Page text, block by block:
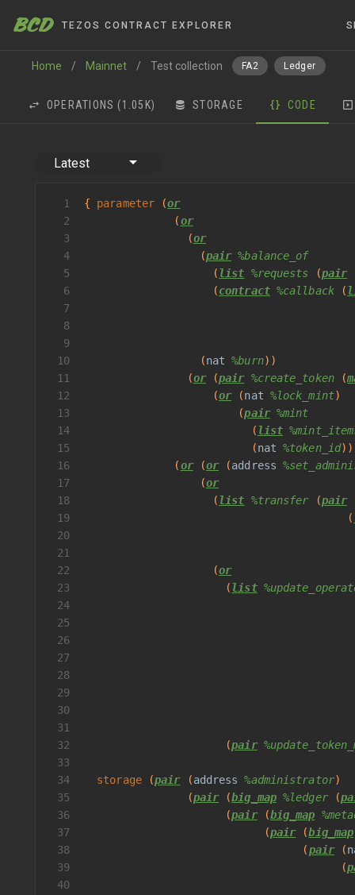
BCD TEZOS CONTRACT EXPLORER
Home / Mainnet / Test collection FA2 Ledger
OPERATIONS (1.05K) STORAGE CODE
Latest
1 { parameter (or
2
(or
3
(or
4
(pair %balance_of
5
(list %requests (pair
6
(contract %callback (
7
8
9
10
(nat %burn))
11
(or (pair %create_token (
12
(or (nat %lock_mint)
13
(pair %mint
14
(list
15
(nat %token_id
16
(or (or (address
17
(or
18
(list %transfer (pair
19
(
20
21
22
(or
23
(list
24
25
26
27
28
29
30
31
32
(pair
33
34
storage (pair (address %administrator)
35
(pair (big_map %ledger (
36
(pair (big_map
37
(pair (big_map
38
(pair (
39
(
40